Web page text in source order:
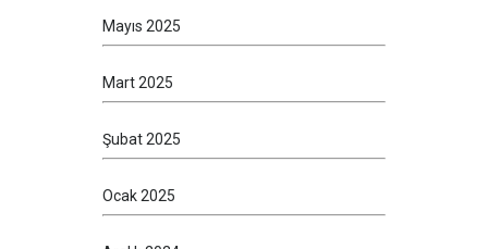
Mayıs 2025
Mart 2025
Şubat 2025
Ocak 2025